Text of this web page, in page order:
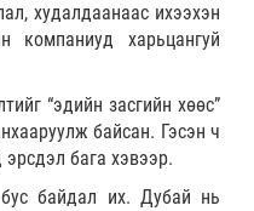
худалдаанаас ихээхэн
компаниуд харьцангуй
“эдийн засгийн хөөс”
байсан. Гэсэн ч
бага хэвээр.
байдал их. Дубай нь